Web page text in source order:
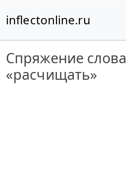
inflectonline.ru
Спряжение слова
«расчищать»